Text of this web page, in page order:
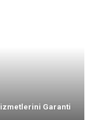
Garanti